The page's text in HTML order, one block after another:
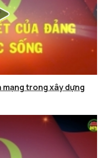
trong xây dựng